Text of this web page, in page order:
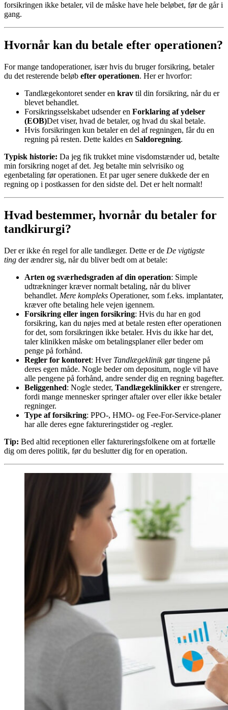
forsikringen ikke betaler, vil de måske have hele beløbet, før de går i
gang.
Hvornår kan du betale efter operationen?
For mange tandoperationer, især hvis du bruger forsikring, betaler
du det resterende beløb efter operationen. Her er hvorfor:
Tandlægekontoret sender en krav til din forsikring, når du er
blevet behandlet.
Forsikringsselskabet udsender en Forklaring af ydelser
(EOB)Det viser, hvad de betaler, og hvad du skal betale.
Hvis forsikringen kun betaler en del af regningen, får du en
regning på resten. Dette kaldes en Saldoregning.
Typisk historie: Da jeg fik trukket mine visdomstænder ud, betalte
min forsikring noget af det. Jeg betalte min selvrisiko og
egenbetaling før operationen. Et par uger senere dukkede der en
regning op i postkassen for den sidste del. Det er helt normalt!
Hvad bestemmer, hvornår du betaler for
tandkirurgi?
Der er ikke én regel for alle tandlæger. Dette er de De vigtigste
ting der ændrer sig, når du bliver bedt om at betale:
Arten og sværhedsgraden af din operation: Simple
udtrækninger kræver normalt betaling, når du bliver
behandlet. Mere kompleks Operationer, som f.eks. implantater,
kræver ofte betaling hele vejen igennem.
Forsikring eller ingen forsikring: Hvis du har en god
forsikring, kan du nøjes med at betale resten efter operationen
for det, som forsikringen ikke betaler. Hvis du ikke har det,
taler klinikken måske om betalingsplaner eller beder om
penge på forhånd.
Regler for kontoret: Hver Tandlægeklinikgør tingene på
deres egen måde. Nogle beder om depositum, nogle vil have
alle pengene på forhånd, andre sender dig en regning bagefter.
Beliggenhed: Nogle steder, Tandlægeklinikker er strengere,
fordi mange mennesker springer aftaler over eller ikke betaler
regninger.
Type af forsikring: PPO-, HMO- og Fee-For-Service-planer
har alle deres egne faktureringstider og -regler.
Tip: Bed altid receptionen eller faktureringsfolkene om at fortælle
dig om deres politik, før du beslutter dig for en operation.